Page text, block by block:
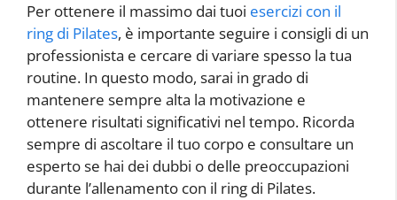
Per ottenere il massimo dai tuoi esercizi con il
ring di Pilates, è importante seguire i consigli di un
professionista e cercare di variare spesso la tua
routine. In questo modo, sarai in grado di
mantenere sempre alta la motivazione e
ottenere risultati significativi nel tempo. Ricorda
sempre di ascoltare il tuo corpo e consultare un
esperto se hai dei dubbi o delle preoccupazioni
durante l’allenamento con il ring di Pilates.